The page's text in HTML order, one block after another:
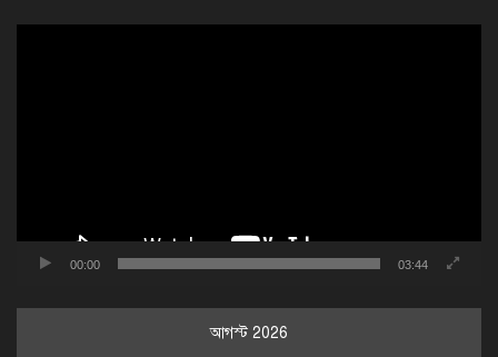
00:00 03:44
আগস্ট 2026